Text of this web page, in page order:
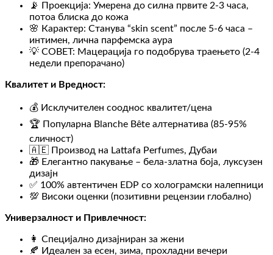
📡 Проекција: Умерена до силна првите 2-3 часа,
потоа блиска до кожа
🌸 Карактер: Станува “skin scent” после 5-6 часа –
интимен, лична парфемска аура
💡 СОВЕТ: Мацерација го подобрува траењето (2-4
недели препорачано)
Квалитет и Вредност:
💰 Исклучителен сооднос квалитет/цена
🏆 Популарна Blanche Bête алтернатива (85-95%
сличност)
🇦🇪 Производ на Lattafa Perfumes, Дубаи
🎁 Елегантно пакување – бела-златна боја, луксузен
дизајн
✅ 100% автентичен EDP со холограмски налепници
💯 Високи оценки (позитивни рецензии глобално)
Универзалност и Привлечност:
👩 Специјално дизајниран за жени
🍂 Идеален за есен, зима, прохладни вечери